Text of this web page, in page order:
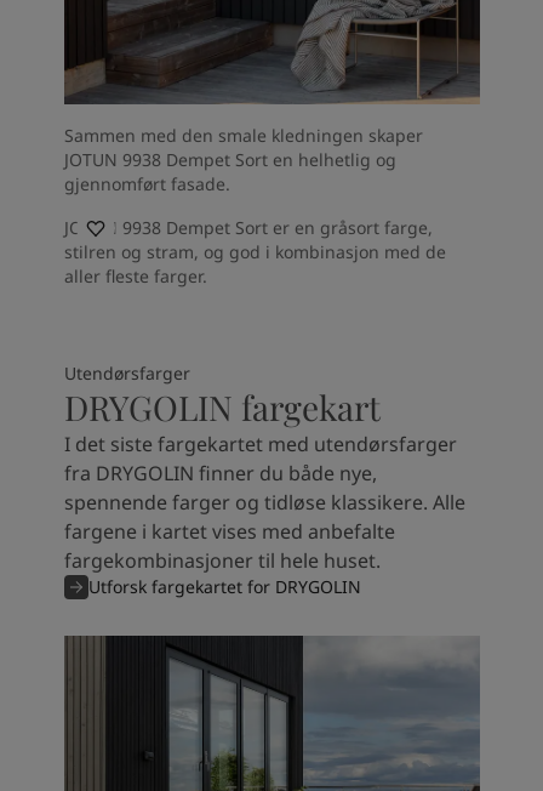
Sammen med den smale kledningen skaper
JOTUN 9938 Dempet Sort en helhetlig og
gjennomført fasade.
JOTUN 9938 Dempet Sort er en gråsort farge,
stilren og stram, og god i kombinasjon med de
aller fleste farger.
DRYGOLIN fargekart
Utendørsfarger
I det siste fargekartet med utendørsfarger
fra DRYGOLIN finner du både nye,
spennende farger og tidløse klassikere. Alle
fargene i kartet vises med anbefalte
fargekombinasjoner til hele huset.
Utforsk fargekartet for DRYGOLIN